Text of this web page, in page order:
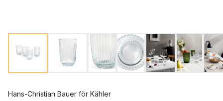
Hans-Christian Bauer för Kähler